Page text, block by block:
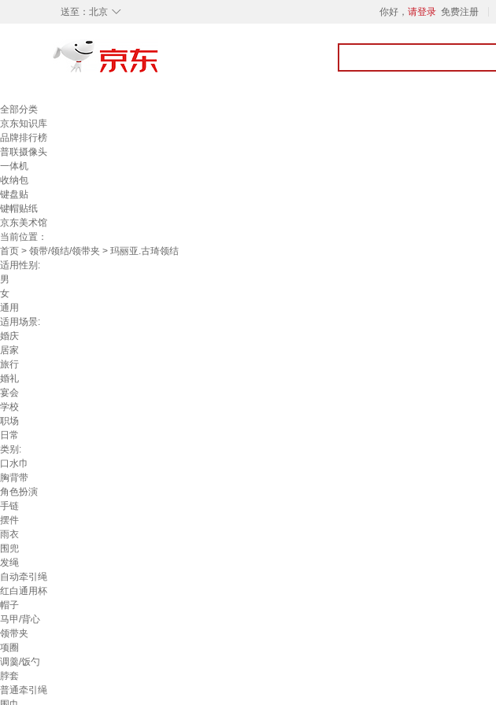
◇
送至： 北京 你好， 请登录 免费注册
全部分类
京东知识库
品牌排行榜
普联摄像头
一体机
收纳包
键盘贴
键帽贴纸
京东美术馆
当前位置：
首页 > 领带/领结/领带夹 > 玛丽亚.古琦领结
适用性别:
男
女
通用
适用场景:
婚庆
居家
旅行
婚礼
宴会
学校
职场
日常
类别:
口水巾
胸背带
角色扮演
手链
摆件
雨衣
围兜
发绳
自动牵引绳
红白通用杯
帽子
马甲/背心
领带夹
项圈
调羹/饭勺
脖套
普通牵引绳